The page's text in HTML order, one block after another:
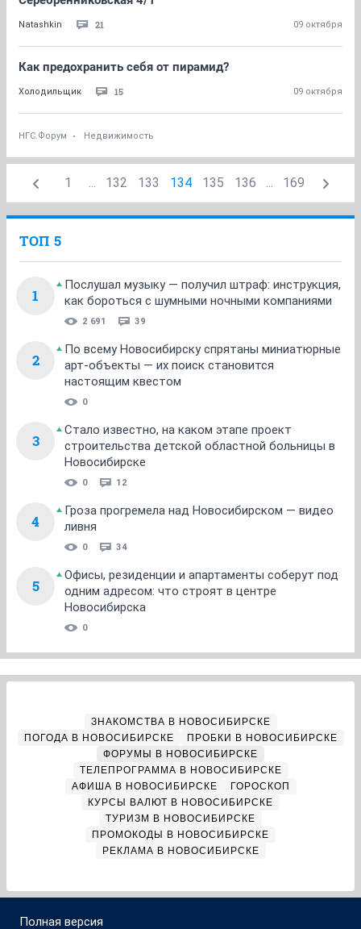
Natashkin 21 09 октября
Как предохранить себя от пирамид?
Холодильщик 15 09 октября
НГС.Форум Недвижимость
1 ... 132 133 134 135 136 ... 169
ТОП 5
1
Послушал музыку — получил штраф: инструкция,
как бороться с шумными ночными компаниями
2 691 39
2
По всему Новосибирску спрятаны миниатюрные
арт-объекты — их поиск становится
настоящим квестом
0
3
Стало известно, на каком этапе проект
строительства детской областной больницы в
Новосибирске
0 12
4
Гроза прогремела над Новосибирском — видео
ливня
0 34
5
Офисы, резиденции и апартаменты соберут под
одним адресом: что строят в центре
Новосибирска
0
ЗНАКОМСТВА В НОВОСИБИРСКЕ
ПОГОДА В НОВОСИБИРСКЕ
ПРОБКИ В НОВОСИБИРСКЕ
ФОРУМЫ В НОВОСИБИРСКЕ
ТЕЛЕПРОГРАММА В НОВОСИБИРСКЕ
АФИША В НОВОСИБИРСКЕ
ГОРОСКОП
КУРСЫ ВАЛЮТ В НОВОСИБИРСКЕ
ТУРИЗМ В НОВОСИБИРСКЕ
ПРОМОКОДЫ В НОВОСИБИРСКЕ
РЕКЛАМА В НОВОСИБИРСКЕ
Полная версия